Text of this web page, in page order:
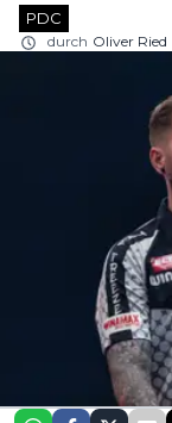
PDC
durch Oliver Ried